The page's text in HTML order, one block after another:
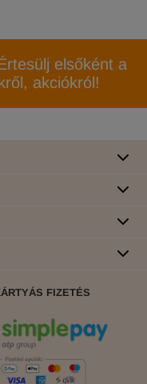
elsőként a
akciókról!
FIZETÉS